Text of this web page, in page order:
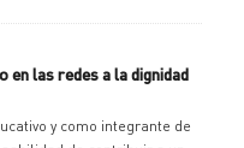
las redes a la dignidad
y como integrante de